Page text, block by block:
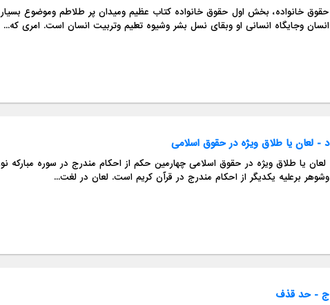
حقوق خانواده، بخش اول حقوق خانواده کتاب عظیم ومیدان پر طلاطم
انسان وجایگاه انسانی او وبقای نسل بشر وشیوه تعلیم وتربیت انسان است. امری که...
د - لعان یا طلاق ویژه در حقوق اسلامی
لعان یا طلاق ویژه در حقوق اسلامی چهارمین حکم از احکام مندرج در سوره مبارکه
وشوهر برعلیه یکدیگر از احکام مندرج در قرآن کریم است. لعان در لغت...
ج - حد قذف